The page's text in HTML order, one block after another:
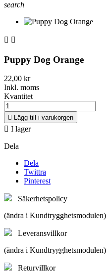
search
 
Puppy Dog Orange
22,00 kr
Inkl. moms
Kvantitet
 Lägg till i varukorgen
 I lager
Dela
Dela
Twittra
Pinterest
Säkerhetspolicy
(ändra i Kundtrygghetsmodulen)
Leveransvillkor
(ändra i Kundtrygghetsmodulen)
Returvillkor